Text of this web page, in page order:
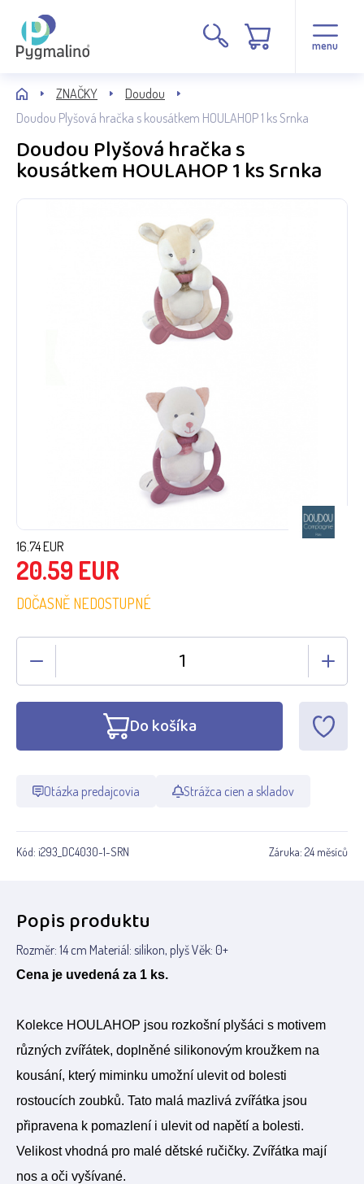
menu
ZNAČKY
Doudou
Doudou Plyšová hračka s kousátkem HOULAHOP 1 ks Srnka
Doudou Plyšová hračka s
kousátkem HOULAHOP 1 ks Srnka
16.74EUR
20.59 EUR
DOČASNĚ NEDOSTUPNÉ
Do košíka
Otázka predajcovia Strážca cien a skladov
Kód: i293_DC4030-1-SRN Záruka: 24 měsíců
Popis produktu
Rozměr: 14 cm Materiál: silikon, plyš Věk: 0+
Cena je uvedená za 1 ks.
Kolekce HOULAHOP jsou rozkošní plyšáci s motivem
různých zvířátek, doplněné silikonovým kroužkem na
kousání, který miminku umožní ulevit od bolesti
rostoucích zoubků. Tato malá mazlivá zvířátka jsou
připravena k pomazlení i ulevit od napětí a bolesti.
Velikost vhodná pro malé dětské ručičky. Zvířátka mají
nos a oči vyšívané.